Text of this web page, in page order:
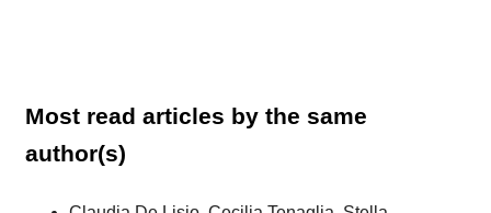
Most read articles by the same
author(s)